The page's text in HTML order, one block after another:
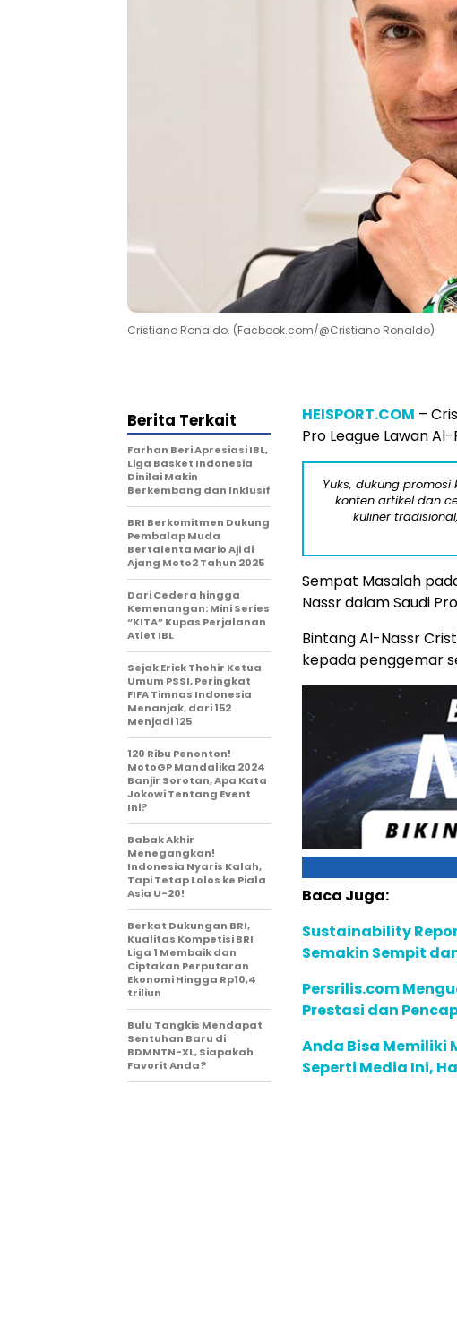
Cristiano Ronaldo. (Facbook.com/@Cristiano Ronaldo)
HEISPORT.COM –
Pro League Lawan
Yuks, dukung
konten artikel dan
kuliner
Sempat Masalah
Nassr dalam Saudi
Bintang Al-Nassr
kepada penggemar
Baca Juga:
Sustainability
Semakin Sempit
Persrilis.com
Prestasi dan
Anda Bisa Memiliki
Seperti Media Ini,
Berita Terkait
Farhan Beri Apresiasi IBL,
Liga Basket Indonesia
Dinilai Makin
Berkembang dan Inklusif
BRI Berkomitmen Dukung
Pembalap Muda
Bertalenta Mario Aji di
Ajang Moto2 Tahun 2025
Dari Cedera hingga
Kemenangan: Mini Series
“KITA” Kupas Perjalanan
Atlet IBL
Sejak Erick Thohir Ketua
Umum PSSI, Peringkat
FIFA Timnas Indonesia
Menanjak, dari 152
Menjadi 125
120 Ribu Penonton!
MotoGP Mandalika 2024
Banjir Sorotan, Apa Kata
Jokowi Tentang Event
Ini?
Babak Akhir
Menegangkan!
Indonesia Nyaris Kalah,
Tapi Tetap Lolos ke Piala
Asia U-20!
Berkat Dukungan BRI,
Kualitas Kompetisi BRI
Liga 1 Membaik dan
Ciptakan Perputaran
Ekonomi Hingga Rp10,4
triliun
Bulu Tangkis Mendapat
Sentuhan Baru di
BDMNTN-XL, Siapakah
Favorit Anda?